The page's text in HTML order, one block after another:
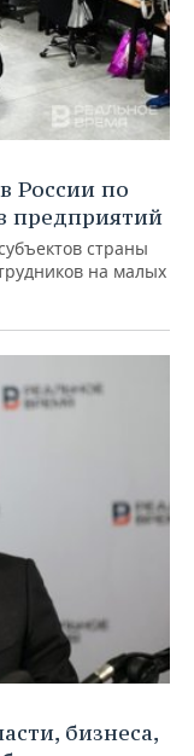
России по
предприятий
страны
на малых
бизнеса,